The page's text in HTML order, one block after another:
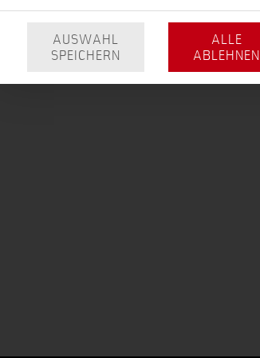
AUSWAHL
SPEICHERN
ALLE
ABLEHNEN